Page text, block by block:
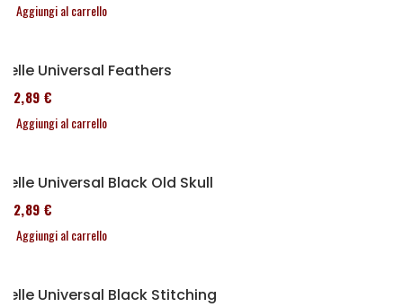
Aggiungi al carrello
Selle Universal Feathers
152,89 €
Aggiungi al carrello
Selle Universal Black Old Skull
152,89 €
Aggiungi al carrello
Selle Universal Black Stitching